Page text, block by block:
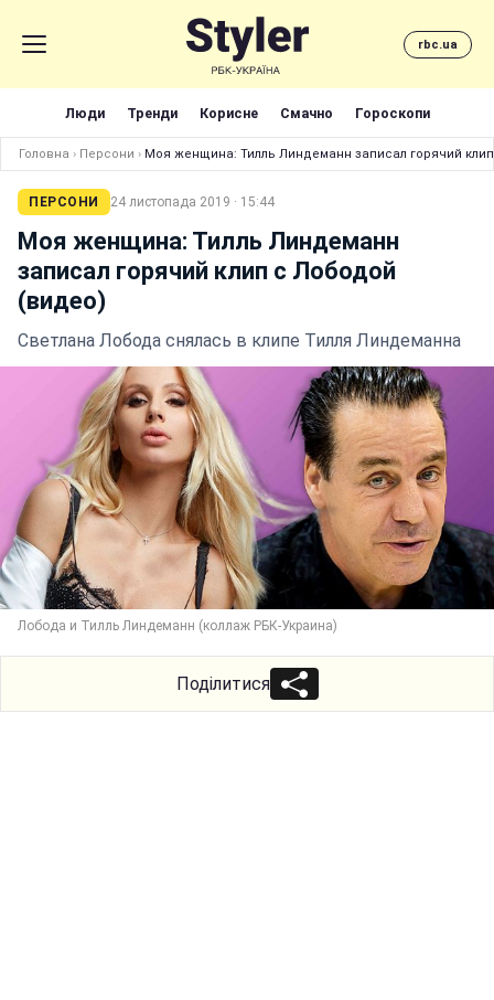
rbc.ua
Люди Тренди Корисне Смачно Гороскопи
Головна › Персони › Моя женщина: Тилль Линдеманн записал горячий
ПЕРСОНИ 24 листопада 2019 · 15:44
Моя женщина: Тилль Линдеманн
записал горячий клип с Лободой
(видео)
Светлана Лобода снялась в клипе Тилля Линдеманна
Лобода и Тилль Линдеманн (коллаж РБК-Украина)
Поділитися